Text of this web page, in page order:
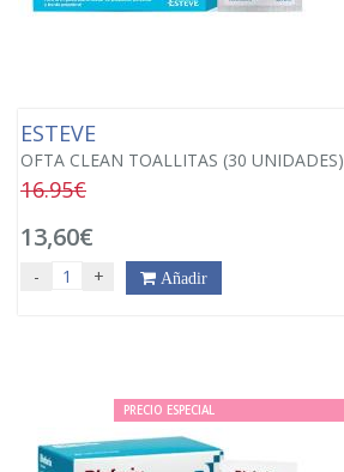
ESTEVE
OFTA CLEAN TOALLITAS (30 UNIDADES)
16.95€
13,60€
- + Añadir
PRECIO ESPECIAL